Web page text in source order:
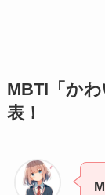
MBTI「か
表！